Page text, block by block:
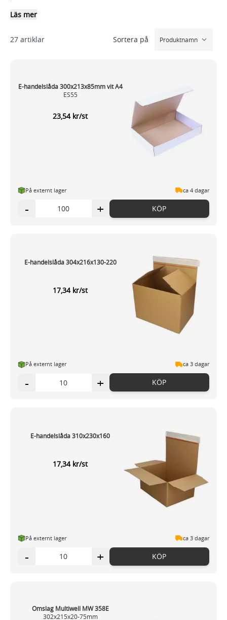
Läs mer
27 artiklar Sortera på
E-handelslåda 300x213x85mm vit A4
ES55
23,54 kr/st
På externt lager ca 4 dagar
- + KÖP
E-handelslåda 304x216x130-220
17,34 kr/st
På externt lager ca 3 dagar
- + KÖP
E-handelslåda 310x230x160
17,34 kr/st
På externt lager ca 3 dagar
- + KÖP
Omslag Multiwell MW 358E
302x215x20-75mm